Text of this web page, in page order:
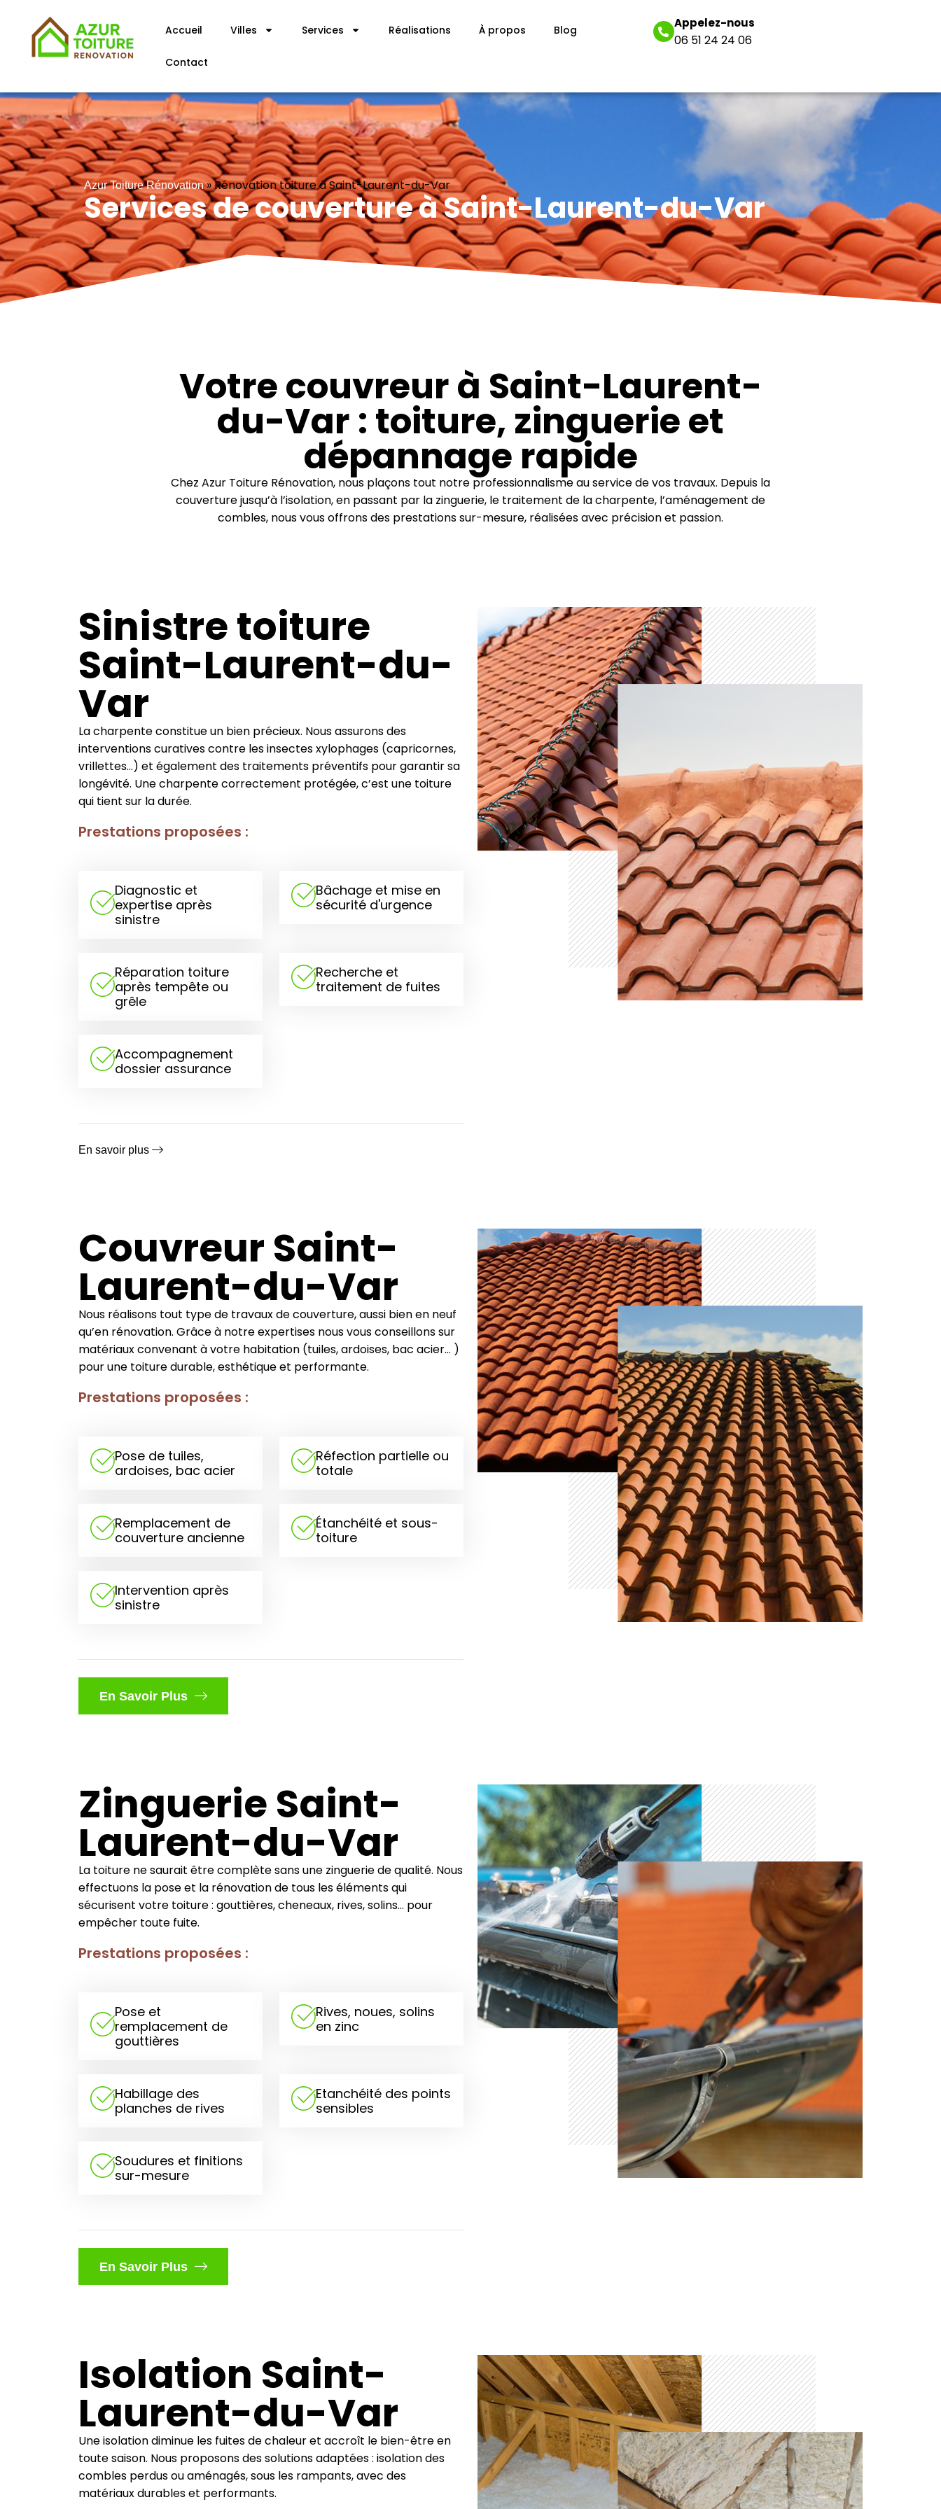
Accueil Villes Services Réalisations À propos Blog
Contact
Appelez-nous
06 51 24 24 06
Azur Toiture Rénovation»Rénovation toiture à Saint-Laurent-du-Var
Services de couverture à Saint-Laurent-du-Var
Votre couvreur à Saint-Laurent-
du-Var : toiture, zinguerie et
dépannage rapide
Chez Azur Toiture Rénovation, nous plaçons tout notre professionnalisme au service de vos travaux. Depuis la
couverture jusqu’à l’isolation, en passant par la zinguerie, le traitement de la charpente, l’aménagement de
combles, nous vous offrons des prestations sur-mesure, réalisées avec précision et passion.
Sinistre toiture
Saint-Laurent-du-
Var
La charpente constitue un bien précieux. Nous assurons des
interventions curatives contre les insectes xylophages (capricornes,
vrillettes…) et également des traitements préventifs pour garantir sa
longévité. Une charpente correctement protégée, c’est une toiture
qui tient sur la durée.
Prestations proposées :
Diagnostic et
expertise après
sinistre
Bâchage et mise en
sécurité d'urgence
Réparation toiture
après tempête ou
grêle
Recherche et
traitement de fuites
Accompagnement
dossier assurance
En savoir plus
Couvreur Saint-
Laurent-du-Var
Nous réalisons tout type de travaux de couverture, aussi bien en neuf
qu’en rénovation. Grâce à notre expertises nous vous conseillons sur
matériaux convenant à votre habitation (tuiles, ardoises, bac acier… )
pour une toiture durable, esthétique et performante.
Prestations proposées :
Pose de tuiles,
ardoises, bac acier
Réfection partielle ou
totale
Remplacement de
couverture ancienne
Étanchéité et sous-
toiture
Intervention après
sinistre
En Savoir Plus
Zinguerie Saint-
Laurent-du-Var
La toiture ne saurait être complète sans une zinguerie de qualité. Nous
effectuons la pose et la rénovation de tous les éléments qui
sécurisent votre toiture : gouttières, cheneaux, rives, solins… pour
empêcher toute fuite.
Prestations proposées :
Pose et
remplacement de
gouttières
Rives, noues, solins
en zinc
Habillage des
planches de rives
Etanchéité des points
sensibles
Soudures et finitions
sur-mesure
En Savoir Plus
Isolation Saint-
Laurent-du-Var
Une isolation diminue les fuites de chaleur et accroît le bien-être en
toute saison. Nous proposons des solutions adaptées : isolation des
combles perdus ou aménagés, sous les rampants, avec des
matériaux durables et performants.